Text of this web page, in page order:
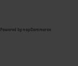
Powered by nopCommerce